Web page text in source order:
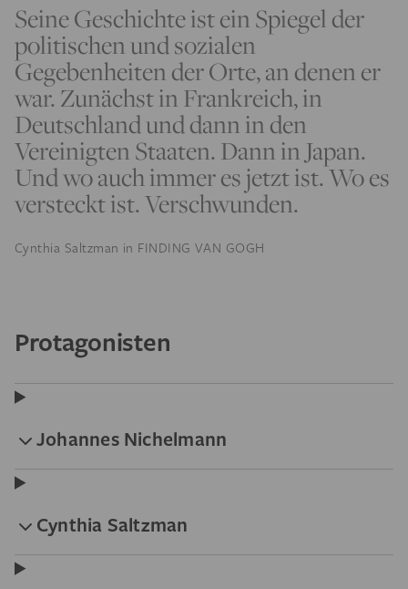
Seine Geschichte ist ein Spiegel der
politischen und sozialen
Gegebenheiten der Orte, an denen er
war. Zunächst in Frankreich, in
Deutschland und dann in den
Vereinigten Staaten. Dann in Japan.
Und wo auch immer es jetzt ist. Wo es
versteckt ist. Verschwunden.
Cynthia Saltzman in FINDING VAN GOGH
Protagonisten
Johannes Nichelmann
Cynthia Saltzman